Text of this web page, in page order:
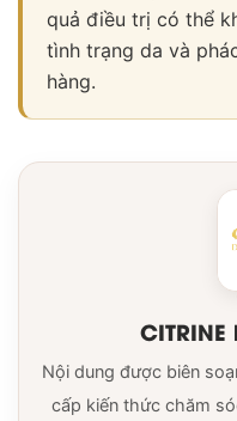
quả điều trị có thể
tình trạng da và
hàng.
Nội dung được biên
cấp kiến thức chăm